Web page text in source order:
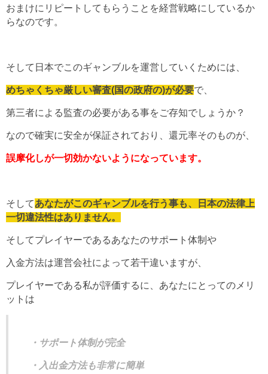
おまけにリピートしてもらうことを経営戦略にしているか
らなのです。
そして日本でこのギャンブルを運営していくためには、
めちゃくちゃ厳しい審査(国の政府の)が必要で、
第三者による監査の必要がある事をご存知でしょうか？
なので確実に安全が保証されており、還元率そのものが、
誤摩化しが一切効かないようになっています。
そしてあなたがこのギャンブルを行う事も、日本の法律上
一切違法性はありません。
そしてプレイヤーであるあなたのサポート体制や
入金方法は運営会社によって若干違いますが、
プレイヤーである私が評価するに、あなたにとってのメリ
ットは
・サポート体制が完全
・入出金方法も非常に簡単